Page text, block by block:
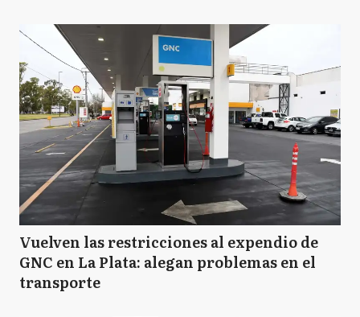
Vuelven las restricciones al expendio de
GNC en La Plata: alegan problemas en el
transporte